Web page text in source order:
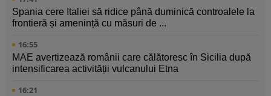
Spania cere Italiei să ridice până duminică controalele la
frontieră și amenință cu măsuri de ...
16:55
MAE avertizează românii care călătoresc în Sicilia după
intensificarea activității vulcanului Etna
16:21